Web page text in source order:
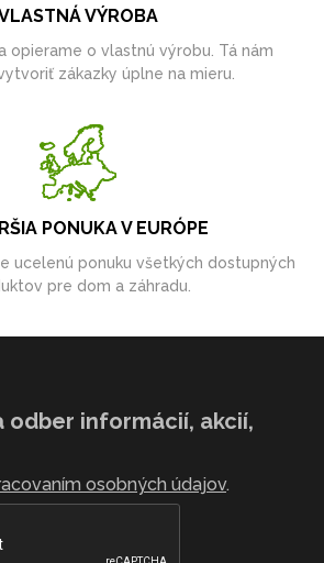
VÝROBA
opierame o vlastnú výrobu. Tá nám
zákazky úplne na mieru.
PONUKA V EURÓPE
ucelenú ponuku všetkých dostupných
pre dom a záhradu.
odber informácií, akcií,
osobných údajov.